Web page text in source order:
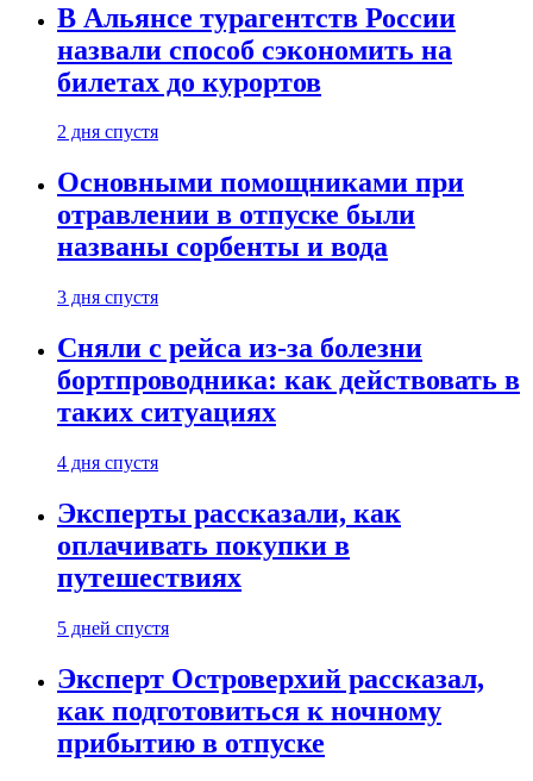
В Альянсе турагентств России
назвали способ сэкономить на
билетах до курортов
2 дня спустя
Основными помощниками при
отравлении в отпуске были
названы сорбенты и вода
3 дня спустя
Сняли с рейса из-за болезни
бортпроводника: как действовать в
таких ситуациях
4 дня спустя
Эксперты рассказали, как
оплачивать покупки в
путешествиях
5 дней спустя
Эксперт Островерхий рассказал,
как подготовиться к ночному
прибытию в отпуске